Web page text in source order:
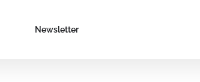
Newsletter